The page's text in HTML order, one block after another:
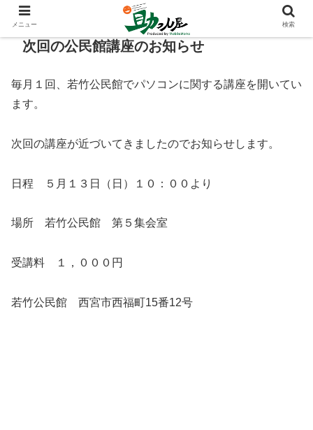
次回の公民館講座のお知らせ
毎月１回、若竹公民館でパソコンに関する講座を開いてい
ます。
次回の講座が近づいてきましたのでお知らせします。
日程 ５月１３日（日）１０：００より
場所 若竹公民館 第５集会室
受講料 １，０００円
若竹公民館 西宮市西福町15番12号
メニュー 検索